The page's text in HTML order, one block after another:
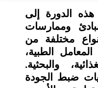
الدورة إلى
وممارسات
مختلفة من
الطبية،
والبحثية.
ضبط الجودة